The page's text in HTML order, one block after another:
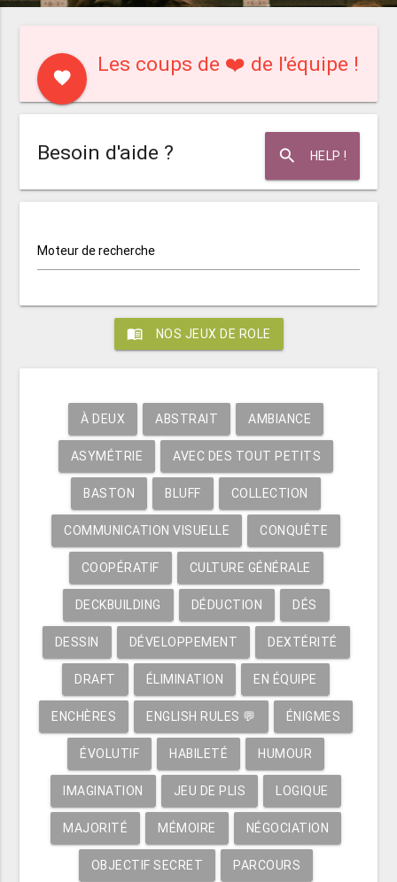
favorite
Les coups de ❤️ de l'équipe !
search HELP !
Besoin d'aide ?
Moteur de recherche
menu_book NOS JEUX DE ROLE
À DEUX ABSTRAIT AMBIANCE
ASYMÉTRIE AVEC DES TOUT PETITS
BASTON BLUFF COLLECTION
COMMUNICATION VISUELLE CONQUÊTE
COOPÉRATIF CULTURE GÉNÉRALE
DECKBUILDING DÉDUCTION DÉS
DESSIN DÉVELOPPEMENT DEXTÉRITÉ
DRAFT ÉLIMINATION EN ÉQUIPE
ENCHÈRES ENGLISH RULES 💬 ÉNIGMES
ÉVOLUTIF HABILETÉ HUMOUR
IMAGINATION JEU DE PLIS LOGIQUE
MAJORITÉ MÉMOIRE NÉGOCIATION
OBJECTIF SECRET PARCOURS